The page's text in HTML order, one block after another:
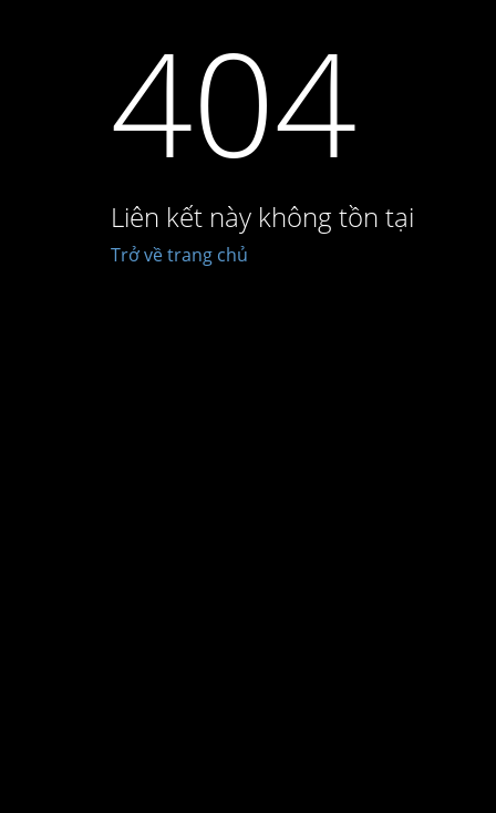
404
Liên kết này không tồn tại
Trở về trang chủ